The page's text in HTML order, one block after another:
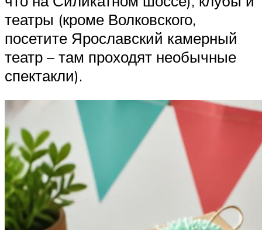
театры (кроме Волковского,
посетите Ярославский камерный
театр – там проходят необычные
спектакли).